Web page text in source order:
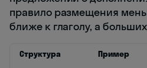
правило размещения
ближе к глаголу, а
Структура Пример